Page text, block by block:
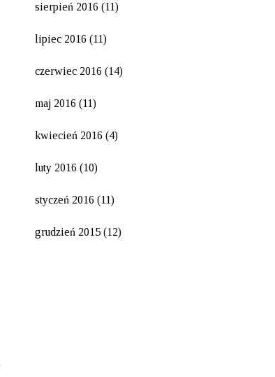
sierpień 2016 (11)
lipiec 2016 (11)
czerwiec 2016 (14)
maj 2016 (11)
kwiecień 2016 (4)
luty 2016 (10)
styczeń 2016 (11)
grudzień 2015 (12)